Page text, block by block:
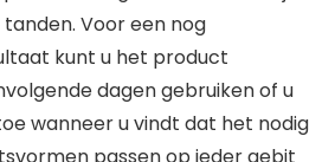
Voor een nog
kunt u het product
dagen gebruiken of u
wanneer u vindt dat het nodig